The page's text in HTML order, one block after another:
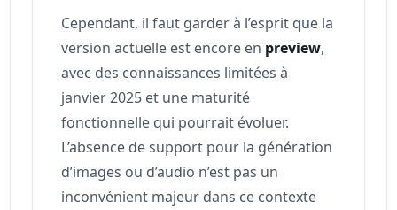
Cependant, il faut garder à l’esprit que la
version actuelle est encore en preview,
avec des connaissances limitées à
janvier 2025 et une maturité
fonctionnelle qui pourrait évoluer.
L’absence de support pour la génération
d’images ou d’audio n’est pas un
inconvénient majeur dans ce contexte